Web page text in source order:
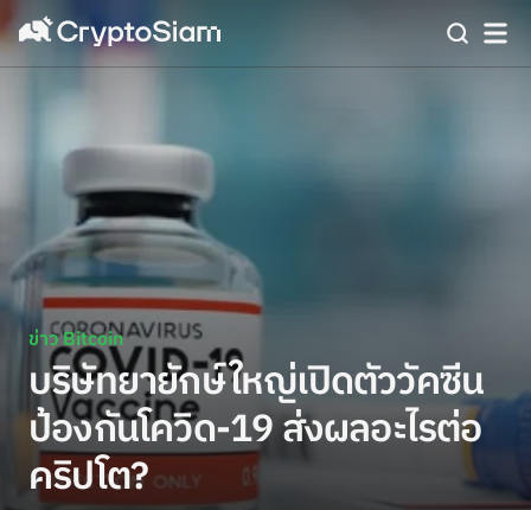
ข่าว Bitcoin
บริษัทยายักษ์ใหญ่เปิดตัววัคซีน
ป้องกันโควิด-19 ส่งผลอะไรต่อ
คริปโต?